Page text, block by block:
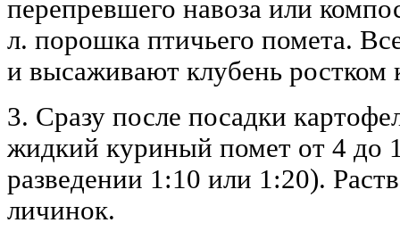
перепревшего навоза или
л. порошка птичьего помета.
и высаживают клубень ростком
3. Сразу после посадки
жидкий куриный помет от 4 до
разведении 1:10 или 1:20).
личинок.